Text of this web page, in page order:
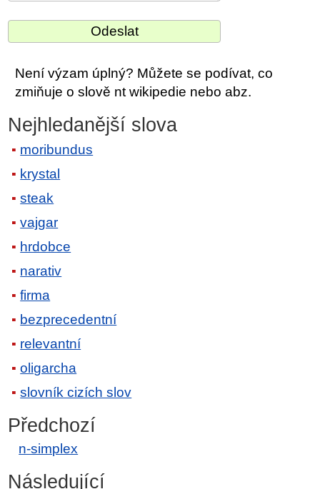
Není výzam úplný? Můžete se podívat, co
zmiňuje o slově nt wikipedie nebo abz.
Nejhledanější slova
moribundus
krystal
steak
vajgar
hrdobce
narativ
firma
bezprecedentní
relevantní
oligarcha
slovník cizích slov
Předchozí
n-simplex
Následující